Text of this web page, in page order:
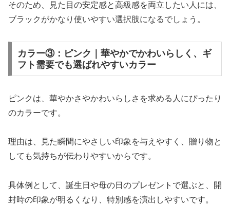
そのため、見た目の安定感と高級感を両立したい人には、
ブラックがかなり使いやすい選択肢になるでしょう。
カラー③：ピンク｜華やかでかわいらしく、ギ
フト需要でも選ばれやすいカラー
ピンクは、華やかさやかわいらしさを求める人にぴったり
のカラーです。
理由は、見た瞬間にやさしい印象を与えやすく、贈り物と
しても気持ちが伝わりやすいからです。
具体例として、誕生日や母の日のプレゼントで選ぶと、開
封時の印象が明るくなり、特別感を演出しやすいです。